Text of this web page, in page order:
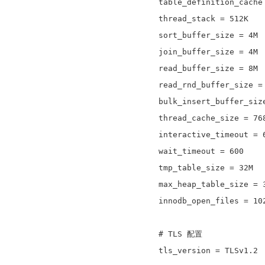
table_definition_cache
thread_stack = 512K
sort_buffer_size = 4M
join_buffer_size = 4M
read_buffer_size = 8M
read_rnd_buffer_size =
thread_cache_size =
interactive_timeout =
wait_timeout = 600
tmp_table_size = 32M
max_heap_table_size =
innodb_open_files =
# TLS 配置
tls_version = TLSv1.2